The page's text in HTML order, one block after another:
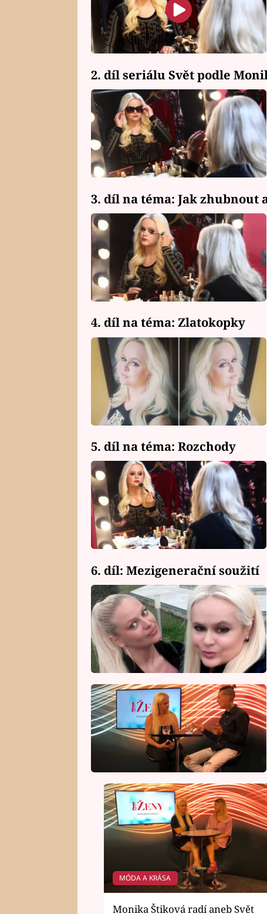
2. díl seriálu Svět podle
3. díl na téma: Jak zhubnout
4. díl na téma: Zlatokopky
5. díl na téma: Rozchody
6. díl: Mezigenerační soužití
MÓDA A KRÁSA
Monika Štiková radí aneb Svět